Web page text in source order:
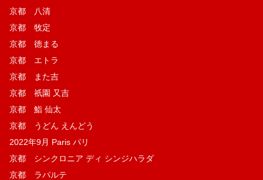
京都 八清
京都 牧定
京都 徳まる
京都 エトラ
京都 また吉
京都 祇園 又吉
京都 鮨 仙太
京都 うどん えんどう
2022年9月 Paris パリ
京都 シンクロニア ディ シンジハラダ
京都 ラパルテ